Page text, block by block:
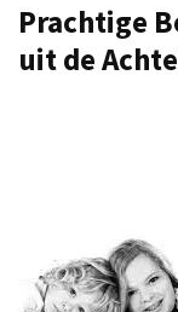
Prachtige
uit de